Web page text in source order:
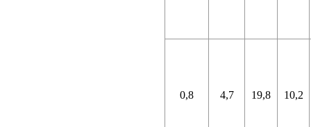
0,8 4,7 19,8 10,2